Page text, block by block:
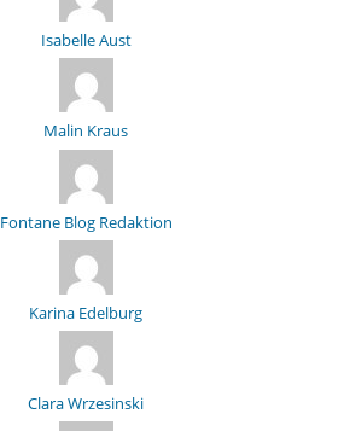
Isabelle Aust
Malin Kraus
Fontane Blog Redaktion
Karina Edelburg
Clara Wrzesinski